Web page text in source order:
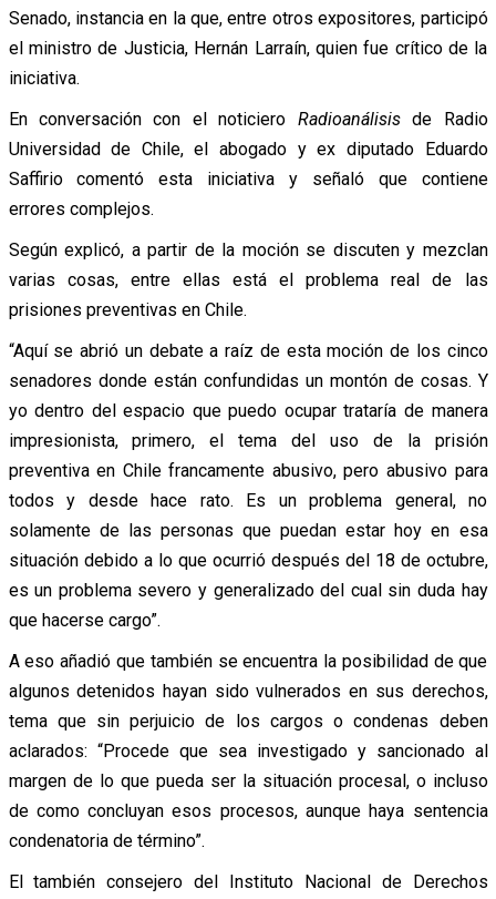
Senado, instancia en la que, entre otros expositores, participó
el ministro de Justicia, Hernán Larraín, quien fue crítico de la
iniciativa.
En conversación con el noticiero Radioanálisisde Radio
Universidad de Chile, el abogado y ex diputado Eduardo
Saffirio comentó esta iniciativa y señaló que contiene
errores complejos.
Según explicó, a partir de la moción se discuten y mezclan
varias cosas, entre ellas está el problema real de las
prisiones preventivas en Chile.
“Aquí se abrió un debate a raíz de esta moción de los cinco
senadores donde están confundidas un montón de cosas. Y
yo dentro del espacio que puedo ocupar trataría de manera
impresionista, primero, el tema del uso de la prisión
preventiva en Chile francamente abusivo, pero abusivo para
todos y desde hace rato. Es un problema general, no
solamente de las personas que puedan estar hoy en esa
situación debido a lo que ocurrió después del 18 de octubre,
es un problema severo y generalizado del cual sin duda hay
que hacerse cargo”.
A eso añadió que también se encuentra la posibilidad de que
algunos detenidos hayan sido vulnerados en sus derechos,
tema que sin perjuicio de los cargos o condenas deben
aclarados: “Procede que sea investigado y sancionado al
margen de lo que pueda ser la situación procesal, o incluso
de como concluyan esos procesos, aunque haya sentencia
condenatoria de término”.
El también consejero del Instituto Nacional de Derechos